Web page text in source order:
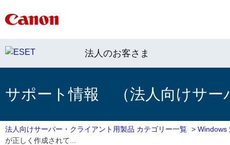
法人のお客さま
サポート情報 （法人向けサー
法人向けサーバー・クライアント用製品 カテゴリー一覧 > Windows
が正しく作成されて...